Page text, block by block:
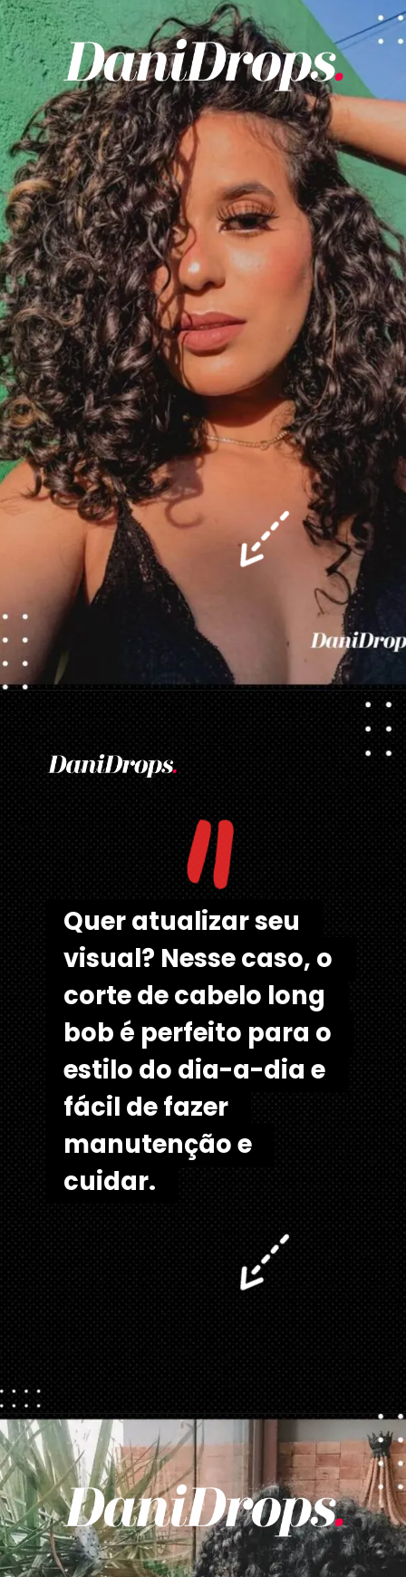
Opening https://danidrops.com.br/corte-de-cabelo-long-bob/
"
Quer atualizar seu
visual? Nesse caso, o
corte de cabelo long
bob é perfeito para o
estilo do dia-a-dia e
fácil de fazer
manutenção e
cuidar.
Quer atualizar seu
visual? Nesse caso, o
corte de cabelo long
bob é perfeito para o
estilo do dia-a-dia e
fácil de fazer
manutenção e
cuidar.
Opening https://danidrops.com.br/corte-de-cabelo-long-bob/